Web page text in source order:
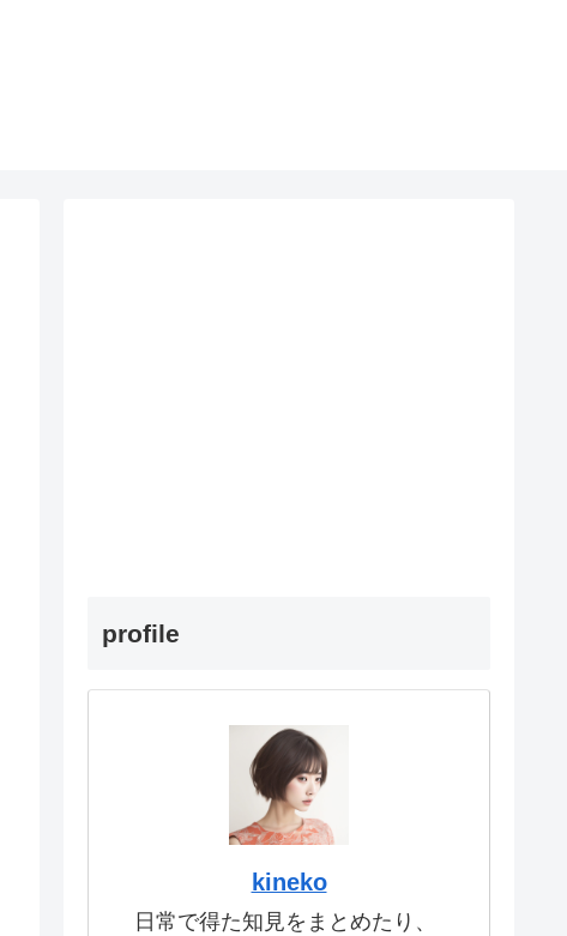
profile
kineko
日常で得た知見をまとめたり、